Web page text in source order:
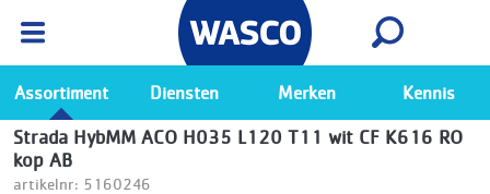
Ga naar de Wasco app
Bekijk
Assortiment Diensten Merken Kennis
Strada HybMM ACO H035 L120 T11 wit CF K616 RO
kop AB
artikelnr: 5160246